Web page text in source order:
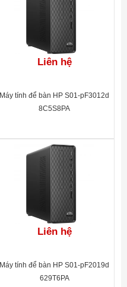
Liên hệ
Máy tính để bàn HP S01-pF3012d
8C5S8PA
Liên hệ
Máy tính để bàn HP S01-pF2019d
629T6PA